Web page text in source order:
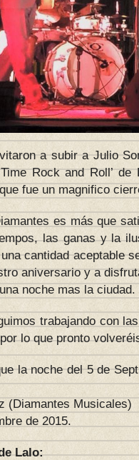
a subir a Julio
Rock and Roll’ de
fue un magnifico
es más que
las ganas y la
cantidad aceptable
aniversario y a
noche mas la ciudad.
trabajando con
lo que pronto
la noche del 5 de
(Diamantes Musicales)
de 2015.
Lalo: